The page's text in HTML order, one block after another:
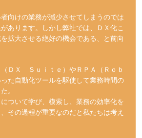
向けの業務が減少させてしまうのでは
あります。しかし弊社では、ＤＸ化こ
拡大させる絶好の機会である、と前向
ＤＸ Ｓｕｉｔｅ）やＲＰＡ（Ｒｏｂ
た自動化ツールを駆使して業務時間の
。
ついて学び、模索し、業務の効率化を
その過程が重要なのだと私たちは考え